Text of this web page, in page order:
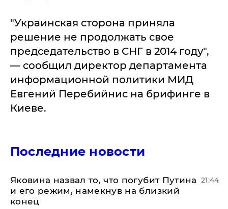
"Украинская сторона приняла
решение не продолжать свое
председательство в СНГ в 2014 году",
— сообщил директор департамента
информационной политики МИД
Евгений Перебийнис на брифинге в
Киеве.
Последние новости
Яковина назвал то, что погубит Путина
и его режим, намекнув на близкий
конец
21:44